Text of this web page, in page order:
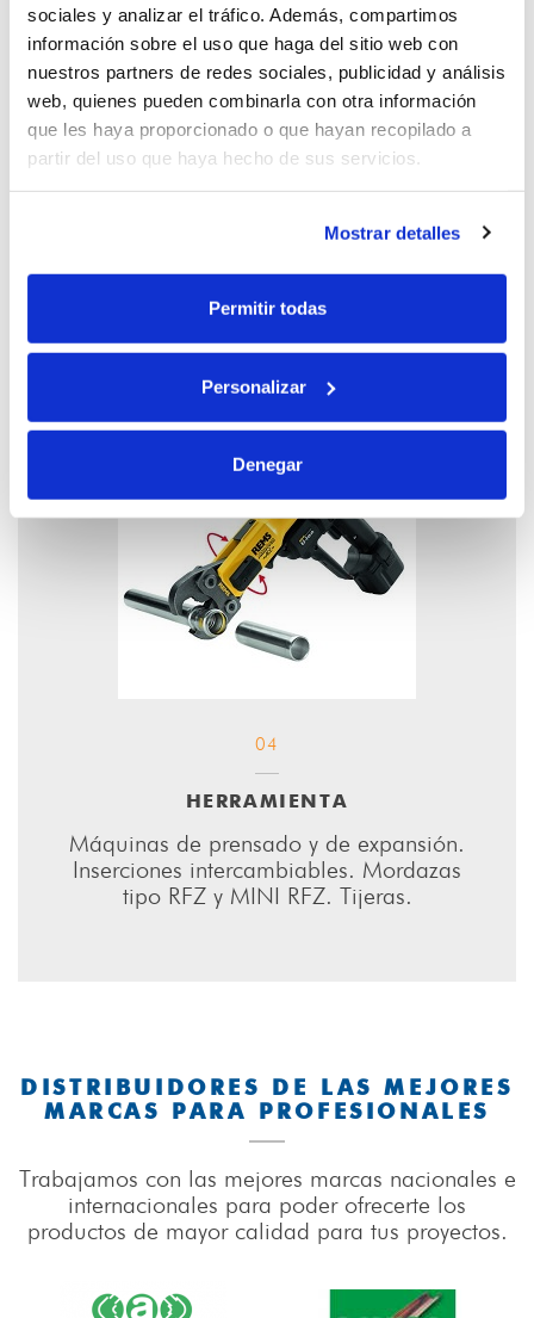
sociales y analizar el tráfico. Además, compartimos
información sobre el uso que haga del sitio web con
nuestros partners de redes sociales, publicidad y análisis
web, quienes pueden combinarla con otra información
que les haya proporcionado o que hayan recopilado a
partir del uso que haya hecho de sus servicios.
Mostrar detalles
Permitir todas
Personalizar
Denegar
Canalón de cobre, zinc, prelacado, pvc.
cobre, zinc y plomo. Dofines.
04
HERRAMIENTA
Máquinas de prensado y de expansión.
Inserciones intercambiables. Mordazas
tipo RFZ y MINI RFZ. Tijeras.
DISTRIBUIDORES DE LAS MEJORES
MARCAS PARA PROFESIONALES
Trabajamos con las mejores marcas nacionales e
internacionales para poder ofrecerte los
productos de mayor calidad para tus proyectos.